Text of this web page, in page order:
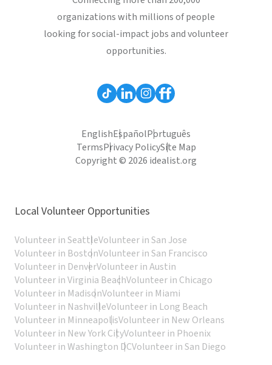
organizations with millions of people
looking for social-impact jobs and volunteer
opportunities.
EnglishEspañolPortuguês
TermsPrivacy PolicySite Map
Copyright © 2026 idealist.org
Local Volunteer Opportunities
Volunteer in SeattleVolunteer in San Jose
Volunteer in BostonVolunteer in San Francisco
Volunteer in DenverVolunteer in Austin
Volunteer in Virginia BeachVolunteer in Chicago
Volunteer in MadisonVolunteer in Miami
Volunteer in NashvilleVolunteer in Long Beach
Volunteer in MinneapolisVolunteer in New Orleans
Volunteer in New York CityVolunteer in Phoenix
Volunteer in Washington DCVolunteer in San Diego